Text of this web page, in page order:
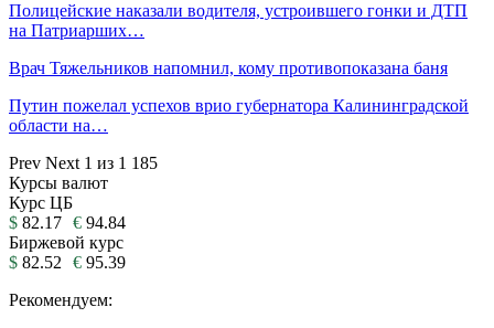
Полицейские наказали водителя, устроившего гонки и ДТП
на Патриарших…
Врач Тяжельников напомнил, кому противопоказана баня
Путин пожелал успехов врио губернатора Калининградской
области на…
Prev Next 1 из 1 185
Курсы валют
Курс ЦБ
$ 82.17 € 94.84
Биржевой курс
$ 82.52 € 95.39
Рекомендуем: